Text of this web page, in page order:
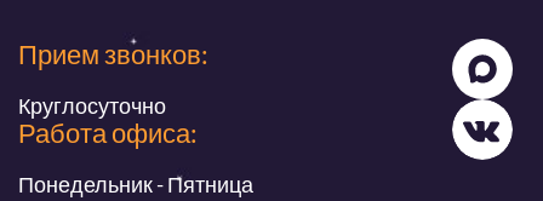
Прием звонков:
Круглосуточно
Работа офиса:
Понедельник - Пятница